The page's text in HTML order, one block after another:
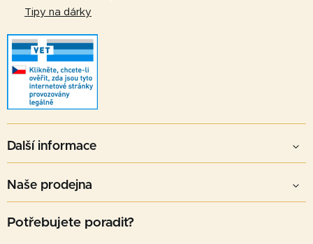
Tipy na dárky
Další informace
Naše prodejna
Potřebujete poradit?